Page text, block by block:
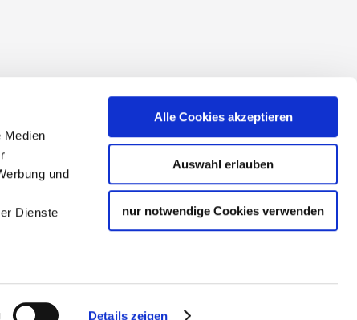
Medien
und
Dienste
Details zeigen
Alle Cookies akzeptieren
Auswahl erlauben
nur notwendige Cookies verwenden
partner of the state